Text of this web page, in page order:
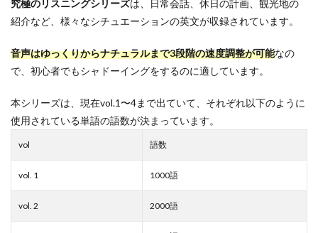
究極のリスニングシリーズは、日常会話、休日の計画、観光地の
紹介など、様々なシチュエーションの英文が収録されています。
音声はゆっくりからナチュラルまで3段階の速度調整が可能なの
で、初心者でもシャドーイングをするのに適しています。
本シリーズは、現在vol.1〜4まで出ていて、それぞれ以下のように
使用されている単語の語数が決まっています。
vol 語数
vol. 1 1000語
vol. 2 2000語